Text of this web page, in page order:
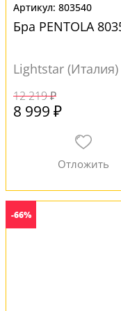
803540
Бра PENTOLA
Lightstar (Италия)
12 219 ₽
8 999 ₽
-66%